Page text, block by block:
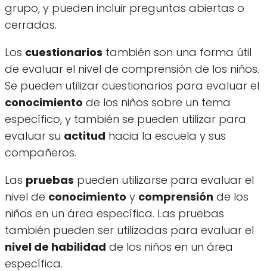
grupo, y pueden incluir preguntas abiertas o
cerradas.
Los cuestionarios también son una forma útil
de evaluar el nivel de comprensión de los niños.
Se pueden utilizar cuestionarios para evaluar el
conocimiento de los niños sobre un tema
específico, y también se pueden utilizar para
evaluar su actitud hacia la escuela y sus
compañeros.
Las pruebas pueden utilizarse para evaluar el
nivel de conocimiento y comprensión de los
niños en un área específica. Las pruebas
también pueden ser utilizadas para evaluar el
nivel de habilidad de los niños en un área
específica.